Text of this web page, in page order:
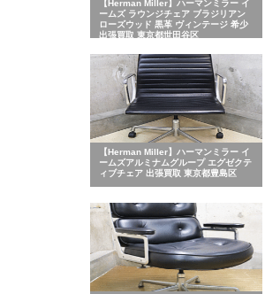
【Herman Miller】ハーマンミラー イ
ームズ ラウンジチェア ブラジリアン
ローズウッド 黒革 ヴィンテージ 希少
出張買取 東京都世田谷区
【Herman Miller】ハーマンミラー イ
ームズアルミナムグループ エグゼクテ
ィブチェア 出張買取 東京都豊島区